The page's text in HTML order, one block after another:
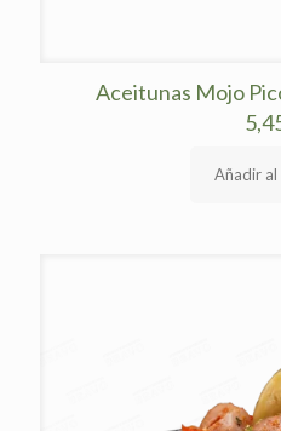
Aceitunas Mojo
Añadir